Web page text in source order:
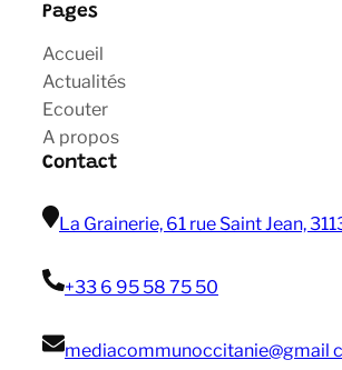
Pages
Accueil
Actualités
Ecouter
A propos
Contact
La Grainerie, 61 rue Saint Jean,
+33 6 95 58 75 50
mediacommunoccitanie@gmail